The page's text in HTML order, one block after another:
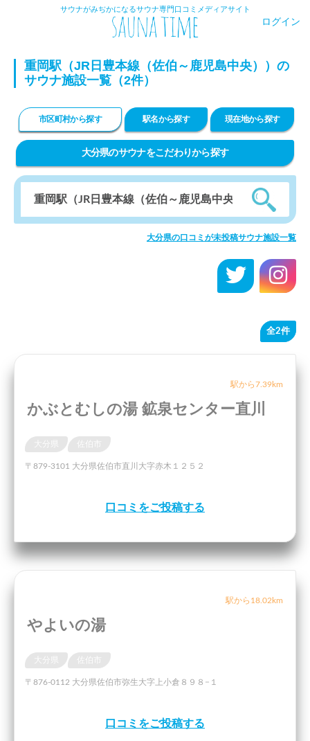
サウナがみぢかになるサウナ専門口コミメディアサイト
ログイン
重岡駅（JR日豊本線（佐伯～鹿児島中央））の
サウナ施設一覧（2件）
市区町村から探す 駅名から探す 現在地から探す
大分県のサウナをこだわりから探す
大分県の口コミが未投稿サウナ施設一覧
全2件
駅から7.39km
かぶとむしの湯 鉱泉センター直川
〒879-3101 大分県佐伯市直川大字赤木１２５２
口コミをご投稿する
駅から18.02km
やよいの湯
〒876-0112 大分県佐伯市弥生大字上小倉８９８−１
口コミをご投稿する